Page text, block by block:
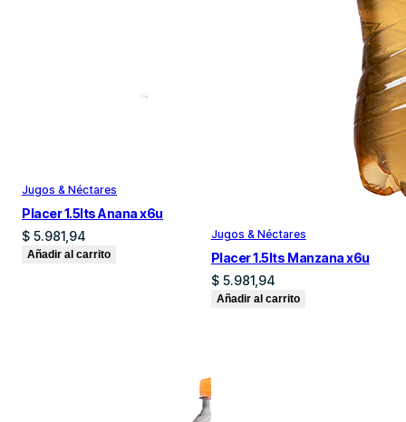
Jugos & Néctares
Placer 1.5lts Anana x6u
$ 5.981,94
Añadir al carrito
Jugos & Néctares
Placer 1.5lts Manzana x6u
$5.981,94
Añadir al carrito